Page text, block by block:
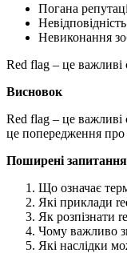
Погана
Невиконання
Red flag – це важливі
Висновок
Red flag – це важливі
це попередження про
Поширені
Що означає
Які приклади
Як розпізнати
Чому важливо
Які наслідки